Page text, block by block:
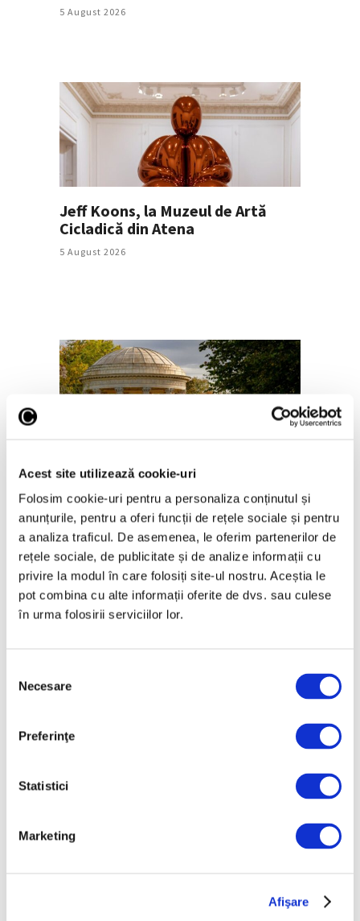
Acest site utilizează cookie-uri
Folosim cookie-uri pentru a personaliza conținutul și
anunțurile, pentru a oferi funcții de rețele sociale și pentru
a analiza traficul. De asemenea, le oferim partenerilor de
rețele sociale, de publicitate și de analize informații cu
privire la modul în care folosiți site-ul nostru. Aceștia le
pot combina cu alte informații oferite de dvs. sau culese
în urma folosirii serviciilor lor.
consimțământului
Necesare
Preferinţe
Statistici
Marketing
Afişare
5 August 2026
Jeff Koons, la Muzeul de Artă
Cicladică din Atena
5 August 2026
Arta grădinilor peisagistice, la
Brauner, la Galeria Romană